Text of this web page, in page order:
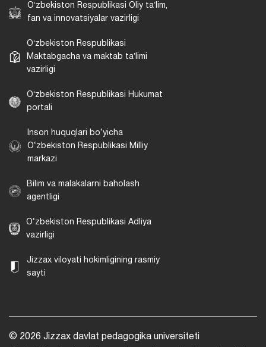
Oʻzbekiston Respublikasi Oliy taʼlim,
fan va innovatsiyalar vazirligi
Oʻzbekiston Respublikasi
Maktabgacha va maktab taʼlimi
vazirligi
Oʻzbekiston Respublikasi Hukumat
portali
Inson huquqlari bo‘yicha
O‘zbekiston Respublikasi Milliy
markazi
Bilim va malakalarni baholash
agentligi
O‘zbekiston Respublikasi Adliya
vazirligi
Jizzax viloyati hokimligining rasmiy
sayti
© 2026 Jizzax davlat pedagogika universiteti